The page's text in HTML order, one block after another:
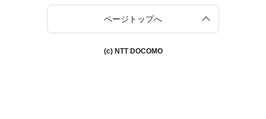
ページトップへ
(c) NTT DOCOMO